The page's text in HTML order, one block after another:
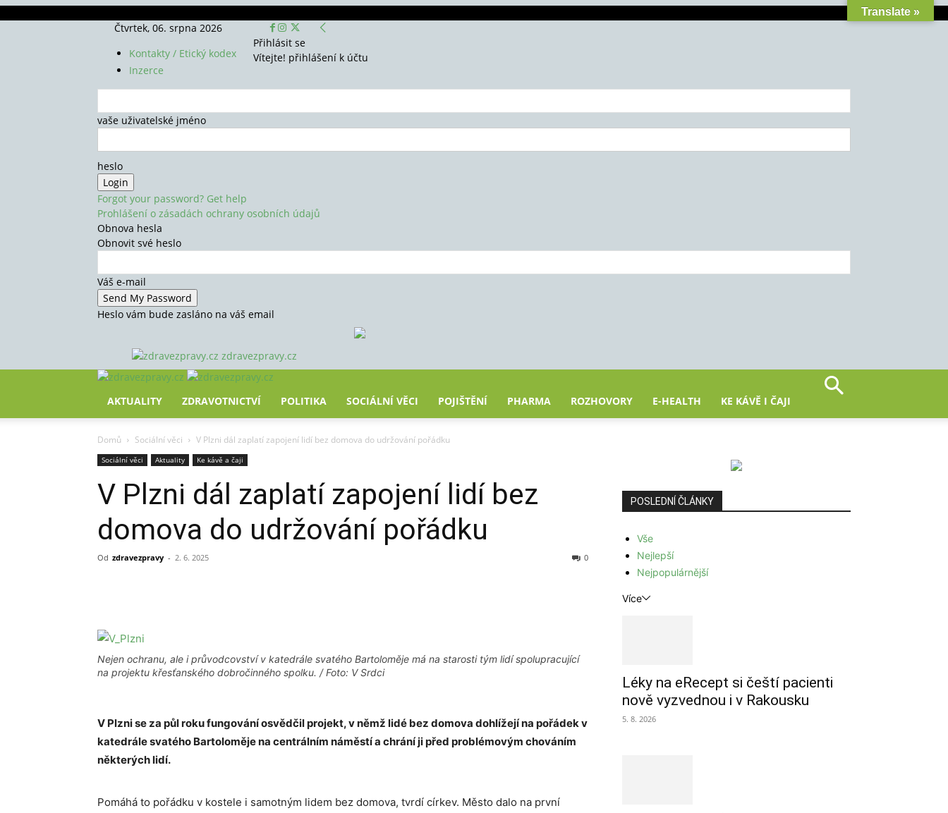
Čtvrtek, 06. srpna 2026
Kontakty / Etický kodex
Inzerce
Přihlásit se
Vítejte! přihlášení k účtu
vaše uživatelské jméno
heslo
Forgot your password? Get help
Prohlášení o zásadách ochrany osobních údajů
Obnova hesla
Obnovit své heslo
Váš e-mail
Heslo vám bude zasláno na váš email
zdravezpravy.cz
AKTUALITY ZDRAVOTNICTVÍ POLITIKA SOCIÁLNÍ VĚCI POJIŠTĚNÍ PHARMA ROZHOVORY E-HEALTH KE KÁVĚ I ČAJI
Domů Sociální věci V Plzni dál zaplatí zapojení lidí bez domova do udržování pořádku
Sociální věci Aktuality Ke kávě a čaji
V Plzni dál zaplatí zapojení lidí bez
domova do udržování pořádku
Od zdravezpravy - 2. 6. 2025 0
Nejen ochranu, ale i průvodcovství v katedrále svatého Bartoloměje má na starosti tým lidí spolupracující
na projektu křesťanského dobročinného spolku. / Foto: V Srdci
V Plzni se za půl roku fungování osvědčil projekt, v němž lidé bez domova dohlížejí na pořádek v
katedrále svatého Bartoloměje na centrálním náměstí a chrání ji před problémovým chováním
některých lidí.
Pomáhá to pořádku v kostele i samotným lidem bez domova, tvrdí církev. Město dalo na první
POSLEDNÍ ČLÁNKY
Vše
Nejlepší
Nejpopulárnější
Více
Léky na eRecept si čeští pacienti
nově vyzvednou i v Rakousku
5. 8. 2026
Translate »